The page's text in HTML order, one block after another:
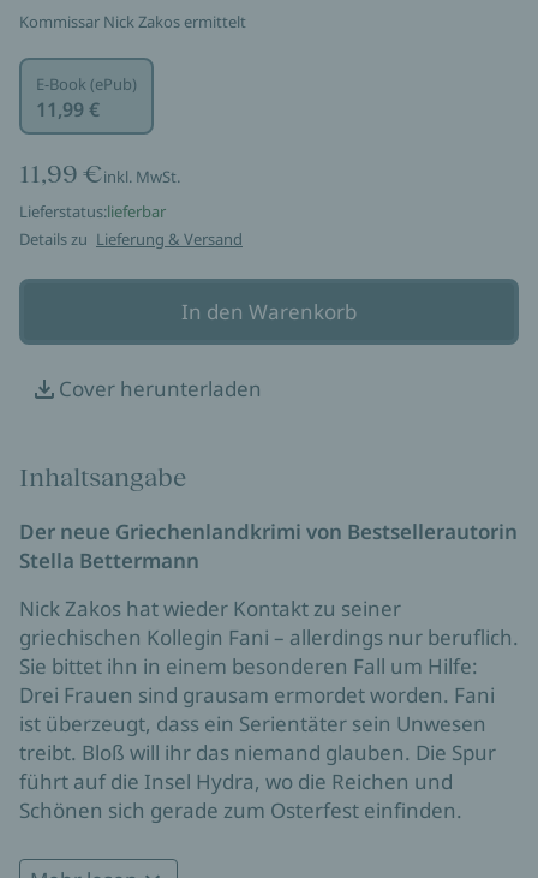
Kommissar Nick Zakos ermittelt
E-Book (ePub)
11,99 €
11,99 €inkl. MwSt.
Lieferstatus:lieferbar
Details zu Lieferung & Versand
In den Warenkorb
Cover herunterladen
Inhaltsangabe
Der neue Griechenlandkrimi von Bestsellerautorin
Stella Bettermann
Nick Zakos hat wieder Kontakt zu seiner
griechischen Kollegin Fani – allerdings nur beruflich.
Sie bittet ihn in einem besonderen Fall um Hilfe:
Drei Frauen sind grausam ermordet worden. Fani
ist überzeugt, dass ein Serientäter sein Unwesen
treibt. Bloß will ihr das niemand glauben. Die Spur
führt auf die Insel Hydra, wo die Reichen und
Schönen sich gerade zum Osterfest einfinden.
hingezogen fühlt, als ihm lieb ist, gerät eine weitere